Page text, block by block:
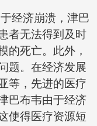
经济崩溃，津巴
者无法得到及时
的死亡。此外，
题。在经济发展
等，先进的医疗
巴布韦由于经济
使得医疗资源短